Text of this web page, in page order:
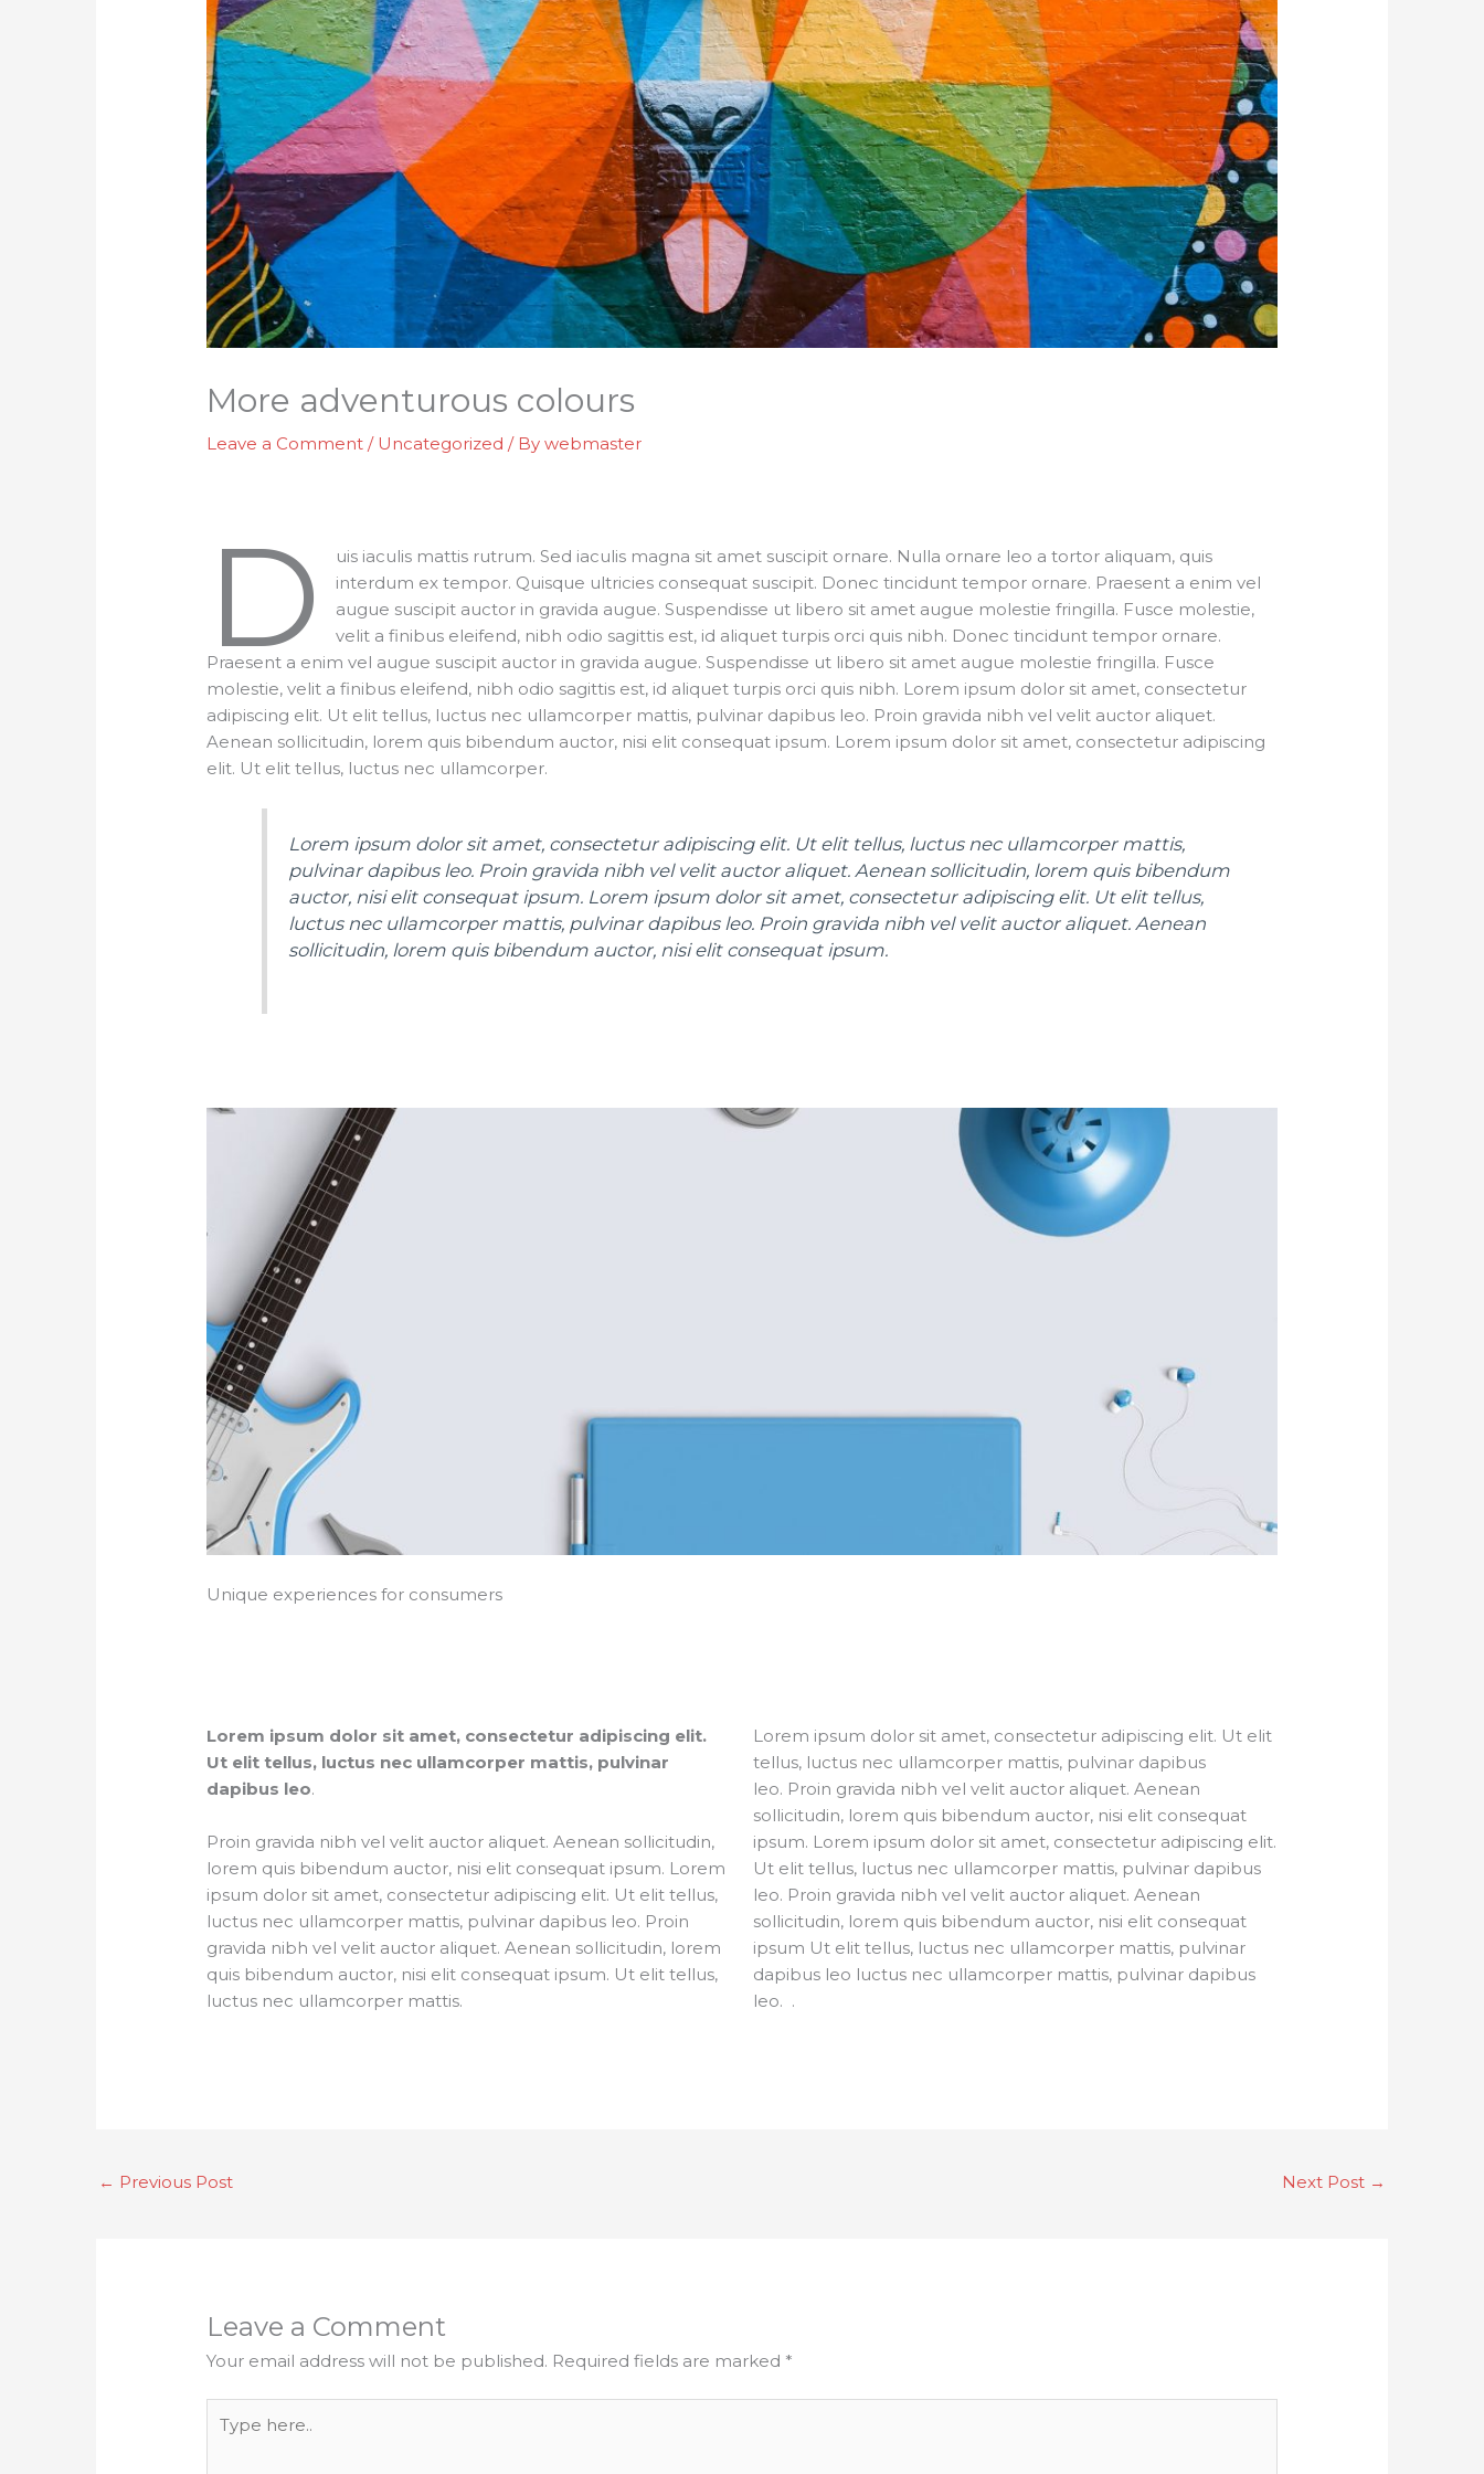
More adventurous colours
Leave a Comment / Uncategorized / Bywebmaster
D
uis iaculis mattis rutrum. Sed iaculis magna sit amet suscipit ornare. Nulla ornare leo a tortor aliquam, quis
interdum ex tempor. Quisque ultricies consequat suscipit. Donec tincidunt tempor ornare. Praesent a enim vel
augue suscipit auctor in gravida augue. Suspendisse ut libero sit amet augue molestie fringilla. Fusce molestie,
velit a finibus eleifend, nibh odio sagittis est, id aliquet turpis orci quis nibh. Donec tincidunt tempor ornare.
Praesent a enim vel augue suscipit auctor in gravida augue. Suspendisse ut libero sit amet augue molestie fringilla. Fusce
molestie, velit a finibus eleifend, nibh odio sagittis est, id aliquet turpis orci quis nibh. Lorem ipsum dolor sit amet, consectetur
adipiscing elit. Ut elit tellus, luctus nec ullamcorper mattis, pulvinar dapibus leo. Proin gravida nibh vel velit auctor aliquet.
Aenean sollicitudin, lorem quis bibendum auctor, nisi elit consequat ipsum. Lorem ipsum dolor sit amet, consectetur adipiscing
elit. Ut elit tellus, luctus nec ullamcorper.
Lorem ipsum dolor sit amet, consectetur adipiscing elit. Ut elit tellus, luctus nec ullamcorper mattis,
pulvinar dapibus leo. Proin gravida nibh vel velit auctor aliquet. Aenean sollicitudin, lorem quis bibendum
auctor, nisi elit consequat ipsum. Lorem ipsum dolor sit amet, consectetur adipiscing elit. Ut elit tellus,
luctus nec ullamcorper mattis, pulvinar dapibus leo. Proin gravida nibh vel velit auctor aliquet. Aenean
sollicitudin, lorem quis bibendum auctor, nisi elit consequat ipsum.
U nique experiences for consumers
Lorem ipsum dolor sit amet, consectetur adipiscing elit.
Ut elit tellus, luctus nec ullamcorper mattis, pulvinar
dapibus leo.
Proin gravida nibh vel velit auctor aliquet. Aenean sollicitudin,
lorem quis bibendum auctor, nisi elit consequat ipsum. Lorem
ipsum dolor sit amet, consectetur adipiscing elit. Ut elit tellus,
luctus nec ullamcorper mattis, pulvinar dapibus leo. Proin
gravida nibh vel velit auctor aliquet. Aenean sollicitudin, lorem
quis bibendum auctor, nisi elit consequat ipsum. Ut elit tellus,
luctus nec ullamcorper mattis.
Lorem ipsum dolor sit amet, consectetur adipiscing elit. Ut elit
tellus, luctus nec ullamcorper mattis, pulvinar dapibus
leo. Proin gravida nibh vel velit auctor aliquet. Aenean
sollicitudin, lorem quis bibendum auctor, nisi elit consequat
ipsum. Lorem ipsum dolor sit amet, consectetur adipiscing elit.
Ut elit tellus, luctus nec ullamcorper mattis, pulvinar dapibus
leo. Proin gravida nibh vel velit auctor aliquet. Aenean
sollicitudin, lorem quis bibendum auctor, nisi elit consequat
ipsum Ut elit tellus, luctus nec ullamcorper mattis, pulvinar
dapibus leo luctus nec ullamcorper mattis, pulvinar dapibus
leo. .
← Previous Post Next Post →
Leave a Comment
Your email address will not be published. Required fields are marked *
here..